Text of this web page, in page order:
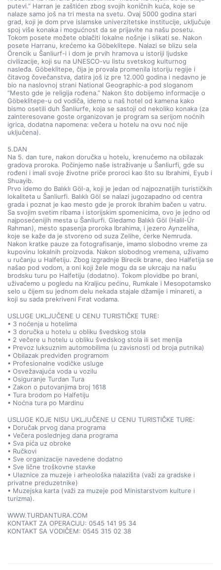
putevi.” Harran je zaštićen zbog svojih koničnih kuća, koje se
nalaze samo još na tri mesta na svetu. Ovaj 5000 godina stari
grad, koji je dom prve islamske univerzitetske institucije, uključuje
spoj više konaka i mogućnost da se prijavite na našu posetu.
Tokom posete možete oblačiti lokalne nošnje i slikati se. Nakon
posete Harranu, krećemo ka Göbeklitepe. Nalazi se blizu sela
Örencik u Šanliurf-i i dom je prvih hramova u istoriji ljudske
civilizacije, koji su na UNESCO-vu listu svetskog kulturnog
nasleđa. Göbeklitepe, čija je provala promenila istoriju regije i
čitavog čovečanstva, datira još iz pre 12.000 godina i nedavno je
bio na naslovnoj strani National Geographic-a pod sloganom
“Mesto gde je religija rođena.” Nakon što dobijemo informacije o
Göbeklitepe-u od vodiča, idemo u naš hotel od kamena kako
bismo osetili duh Šanliurfe, koja se sastoji od nekoliko konaka (za
zainteresovane goste organizovan je program sa serijom noćnih
igrica, dodatna napomena: večera u hotelu na ovu noć nije
uključena).
5.DAN
Na 5. dan ture, nakon doručka u hotelu, krenućemo na obilazak
gradova proroka. Počinjemo naše istraživanje u Šanliurfi, gde su
rođeni i imali svoje životne priče proroci kao što su Ibrahimi, Eyub i
Shuayib.
Prvo idemo do Balıklı Göl-a, koji je jedan od najpoznatijih turističkih
lokaliteta u Šanliurfi. Balıklı Göl se nalazi jugozapadno od centra
grada i poznat je kao mesto gde je prorok Ibrahim bačen u vatru.
Sa svojim svetim ribama i istorijskim spomenicima, ovo je jedno od
najposećenijih mesta u Šanliurfi. Gledamo Balıklı Göl (Halil-Ür
Rahman), mesto spasenja proroka Ibrahima, i jezero Aynzeliha,
koje se kaže da je stvoreno od suza Zelihe, ćerke Nemruda.
Nakon kratke pauze za fotografisanje, imamo slobodno vreme za
kupovinu lokalnih proizvoda. Nakon slobodnog vremena, uživamo
u ručanju u Halfetiju. Zbog izgradnje Birecik brane, deo Halfetija se
našao pod vodom, a oni koji žele mogu da se ukrcaju na našu
brodsku turu po Halfetiju (dodatno). Tokom plovidbe po brani,
uživaćemo u pogledu na Kraljicu pećinu, Rumkale i Mesopotamsko
selo u čijem su jednom delu nekada stajale džamije i minareti, a
koji su sada prekriveni Fırat vodama.
USLUGE UKLJUČENE U CENU TURISTIČKE TURE:
• 3 noćenja u hotelima
• 3 doručka u hotelu u obliku švedskog stola
• 2 večere u hotelu u obliku švedskog stola ili set menija
• Prevoz luksuznim automobilima (u zavisnosti od broja putnika)
• Obilazak predviđen programom
• Profesionalne vodičke usluge
• Osvežavajuća voda u vozilu
• Osiguranje Turdan Tura
• Zakon o putovanjima broj 1618
• Tura brodom po Halfetiju
• Noćna tura po Mardinu
USLUGE KOJE NISU UKLJUČENE U CENU TURISTIČKE TURE:
• Doručak prvog dana programa
• Večera poslednjeg dana programa
• Sva pića uz obroke
• Ručkovi
• Sve organizacije navedene dodatno
• Sve lične troškovne stavke
• Ulaznice za muzeje i arheološka nalazišta (važi za gradske i
privatne preduzetnike)
• Muzejska karta (važi za muzeje pod Ministarstvom kulture i
turizma).
WWW.TURDANTURA.COM
KONTAKT ZA OPERACIJU: 0545 141 95 34
KONTAKT SA VODIČEM: 0545 315 02 38